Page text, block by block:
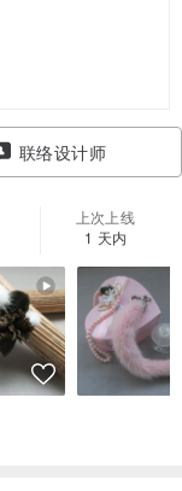
联络设计师
上次上线
1 天内